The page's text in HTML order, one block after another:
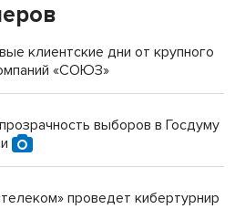
клиентские дни от крупного
«СОЮЗ»
выборов в Госдуму
проведет кибертурнир